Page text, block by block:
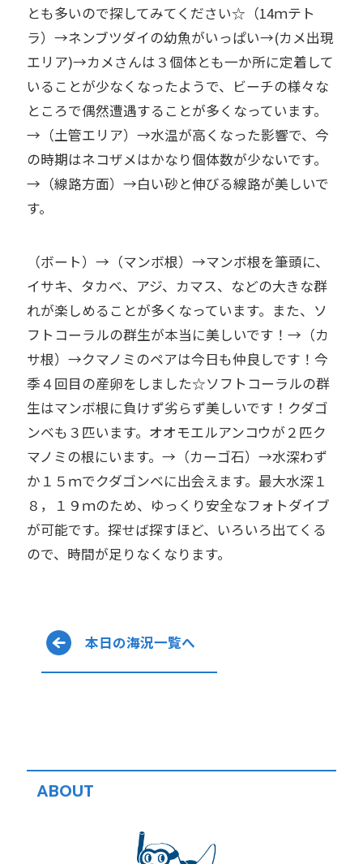
とも多いので探してみてください☆（14ｍテト
ラ）→ネンブツダイの幼魚がいっぱい→(カメ出現
エリア)→カメさんは３個体とも一か所に定着して
いることが少なくなったようで、ビーチの様々な
ところで偶然遭遇することが多くなっています。
→（土管エリア）→水温が高くなった影響で、今
の時期はネコザメはかなり個体数が少ないです。
→（線路方面）→白い砂と伸びる線路が美しいで
す。
（ボート）→（マンボ根）→マンボ根を筆頭に、
イサキ、タカベ、アジ、カマス、などの大きな群
れが楽しめることが多くなっています。また、ソ
フトコーラルの群生が本当に美しいです！→（カ
サ根）→クマノミのペアは今日も仲良しです！今
季４回目の産卵をしました☆ソフトコーラルの群
生はマンボ根に負けず劣らず美しいです！クダゴ
ンベも３匹います。オオモエルアンコウが２匹ク
マノミの根にいます。→（カーゴ石）→水深わず
か１５ｍでクダゴンベに出会えます。最大水深１
８，１９ｍのため、ゆっくり安全なフォトダイブ
が可能です。探せば探すほど、いろいろ出てくる
ので、時間が足りなくなります。
本日の海況一覧へ
ABOUT